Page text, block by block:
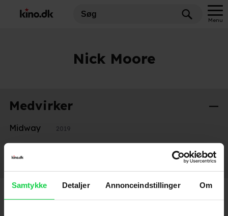
Samtykke Detaljer Annonceindstillinger Om
Menu
Nick Moore
Medvirker
Midway 2019
Instruktion
Wild Child 2008